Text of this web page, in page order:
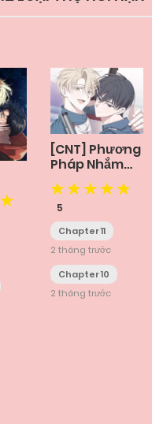
[CNT] Phương
Pháp Nhắm
Trúng X
5
Chapter 11
2 tháng trước
Chapter 10
2 tháng trước